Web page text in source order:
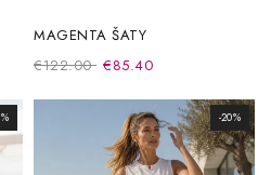
MAGENTA ŠATY
€122.00 €85.40
-20%